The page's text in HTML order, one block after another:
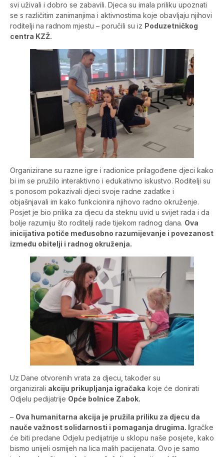
svi uživali i dobro se zabavili. Djeca su imala priliku upoznati
se s različitim zanimanjima i aktivnostima koje obavljaju njihovi
roditelji na radnom mjestu – poručili su iz Poduzetničkog
centra KZŽ.
Organizirane su razne igre i radionice prilagođene djeci kako
bi im se pružilo interaktivno i edukativno iskustvo. Roditelji su
s ponosom pokazivali djeci svoje radne zadatke i
objašnjavali im kako funkcionira njihovo radno okruženje.
Posjet je bio prilika za djecu da steknu uvid u svijet rada i da
bolje razumiju što roditelji rade tijekom radnog dana. Ova
inicijativa potiče međusobno razumijevanje i povezanost
između obitelji i radnog okruženja.
Uz Dane otvorenih vrata za djecu, također su
organizirali akciju prikupljanja igračaka koje će donirati
Odjelu pedijatrije Opće bolnice Zabok.
– Ova humanitarna akcija je pružila priliku za djecu da
nauče važnost solidarnosti i pomaganja drugima. Igračke
će biti predane Odjelu pedijatrije u sklopu naše posjete, kako
bismo unijeli osmijeh na lica malih pacijenata. Ovo je samo